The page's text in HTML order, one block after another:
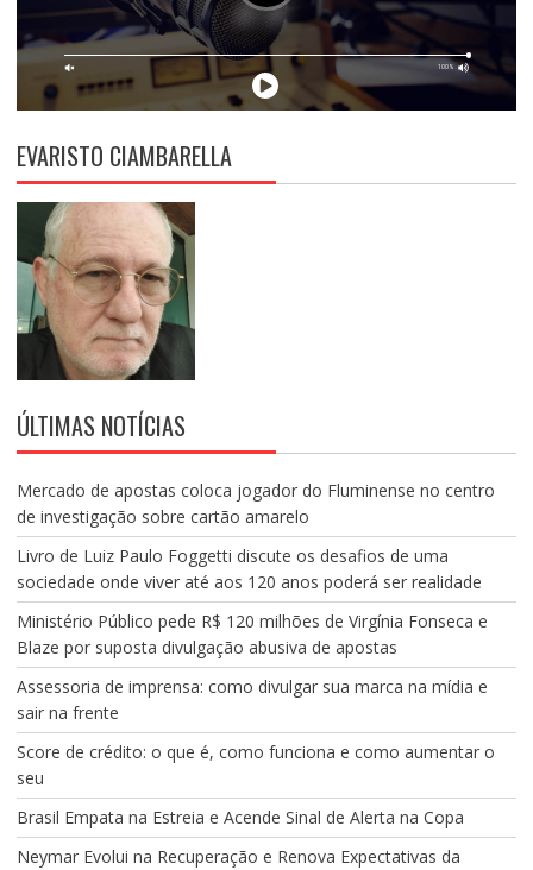
EVARISTO CIAMBARELLA
ÚLTIMAS NOTÍCIAS
Mercado de apostas coloca jogador do Fluminense no centro
de investigação sobre cartão amarelo
Livro de Luiz Paulo Foggetti discute os desafios de uma
sociedade onde viver até aos 120 anos poderá ser realidade
Ministério Público pede R$ 120 milhões de Virgínia Fonseca e
Blaze por suposta divulgação abusiva de apostas
Assessoria de imprensa: como divulgar sua marca na mídia e
sair na frente
Score de crédito: o que é, como funciona e como aumentar o
seu
Brasil Empata na Estreia e Acende Sinal de Alerta na Copa
Neymar Evolui na Recuperação e Renova Expectativas da